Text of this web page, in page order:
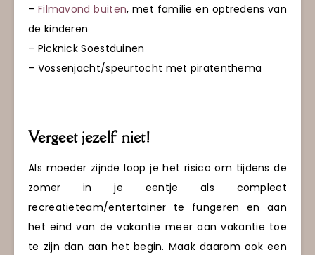
– Filmavond buiten, met familie en optredens van
de kinderen
– Picknick Soestduinen
– Vossenjacht/speurtocht met piratenthema
Vergeet jezelf niet!
Als moeder zijnde loop je het risico om tijdens de
zomer in je eentje als compleet
recreatieteam/entertainer te fungeren en aan
het eind van de vakantie meer aan vakantie toe
te zijn dan aan het begin. Maak daarom ook een